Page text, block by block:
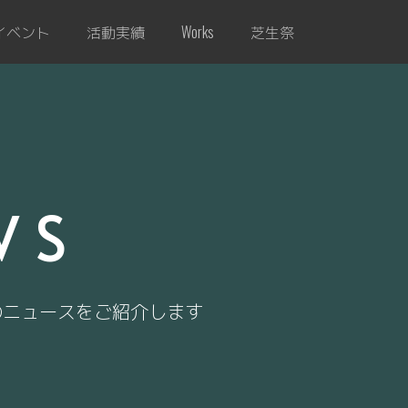
ベント 活動実績 Works 芝生祭
ュースをご紹介します